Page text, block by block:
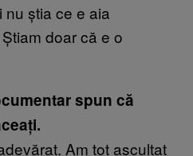
nu știa ce e aia
doar că e o
spun că
Am tot ascultat